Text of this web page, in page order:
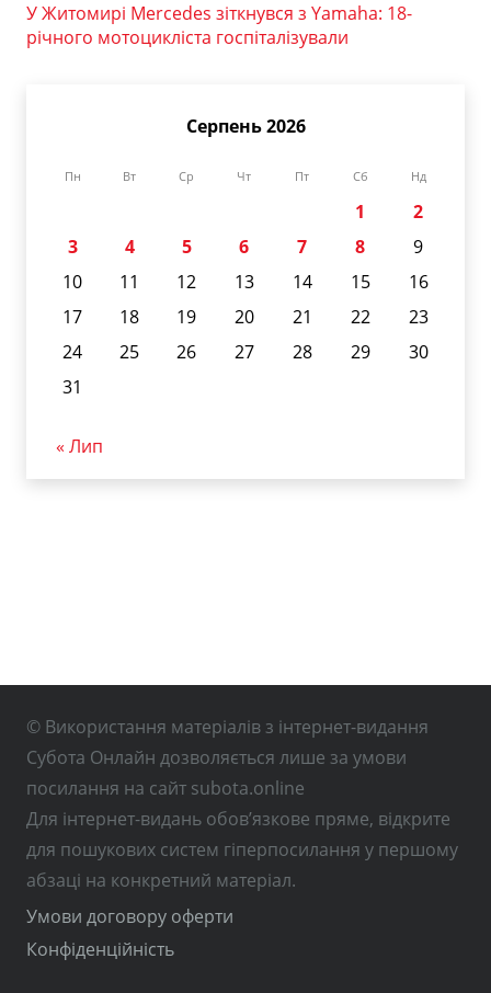
У Житомирі Mercedes зіткнувся з Yamaha: 18-
річного мотоцикліста госпіталізували
Серпень 2026
Пн Вт Ср Чт Пт Сб Нд
1
2
3
4 5 6 7 8
9
10
11 12 13 14 15
16
17
18 19 20 21 22
23
24
25 26 27 28 29
30
31
« Лип
© Використання матеріалів з інтернет-видання
Субота Онлайн дозволяється лише за умови
посилання на сайт subota.online
Для інтернет-видань обов’язкове пряме, відкрите
для пошукових систем гіперпосилання у першому
абзаці на конкретний матеріал.
Умови договору оферти
Конфіденційність